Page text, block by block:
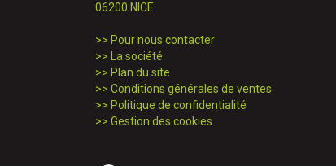
06200 NICE
>> Pour nous contacter
>> La société
>> Plan du site
>> Conditions générales de ventes
>> Politique de confidentialité
>> Gestion des cookies